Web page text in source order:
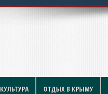
КУЛЬТУРА ОТДЫХ В КРЫМУ